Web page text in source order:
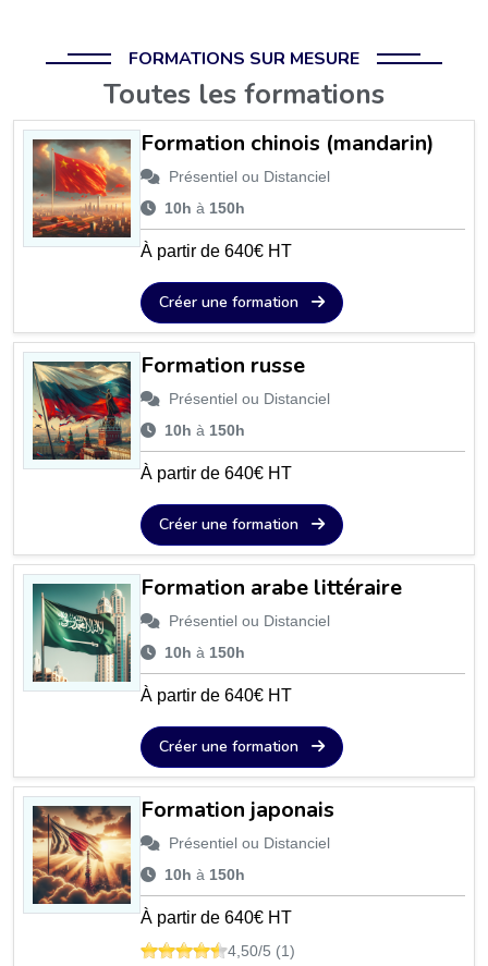
FORMATIONS SUR MESURE
Toutes les formations
Formation chinois (mandarin)
Présentiel ou Distanciel
10h à 150h
À partir de 640€ HT
Créer une formation
Formation russe
Présentiel ou Distanciel
10h à 150h
À partir de 640€ HT
Créer une formation
Formation arabe littéraire
Présentiel ou Distanciel
10h à 150h
À partir de 640€ HT
Créer une formation
Formation japonais
Présentiel ou Distanciel
10h à 150h
À partir de 640€ HT
4,50/5 (1)